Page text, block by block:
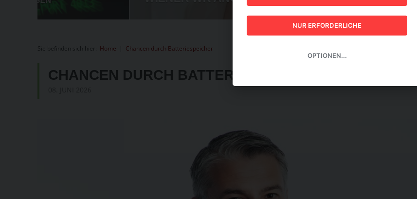
Sie befinden sich hier: Home Chancen durch Batteriespeicher
CHANCEN DURCH BATTERIESPEICHER
NUR ERFORDERLICHE
OPTIONEN...